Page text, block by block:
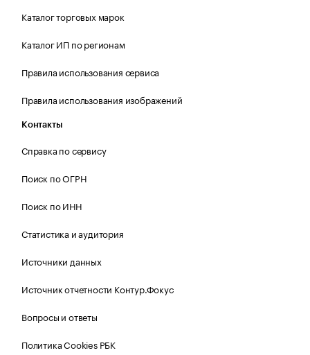
Каталог торговых марок
Каталог ИП по регионам
Правила использования сервиса
Правила использования изображений
Контакты
Справка по сервису
Поиск по ОГРН
Поиск по ИНН
Статистика и аудитория
Источники данных
Источник отчетности Контур.Фокус
Вопросы и ответы
Политика Cookies РБК